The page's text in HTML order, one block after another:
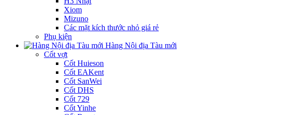
Xiom
Mizuno
Các mặt kích thước nhỏ giá rẻ
Phụ kiện
Hàng Nội địa Tàu mới
Cốt vợt
Cốt Huieson
Cốt EAKent
Cốt SanWei
Cốt DHS
Cốt 729
Cốt Yinhe